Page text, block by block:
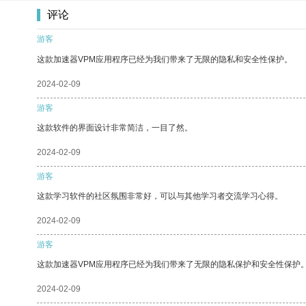
评论
游客
这款加速器VPM应用程序已经为我们带来了无限的隐私和安全性保护。
2024-02-09
游客
这款软件的界面设计非常简洁，一目了然。
2024-02-09
游客
这款学习软件的社区氛围非常好，可以与其他学习者交流学习心得。
2024-02-09
游客
这款加速器VPM应用程序已经为我们带来了无限的隐私保护和安全性保护
2024-02-09